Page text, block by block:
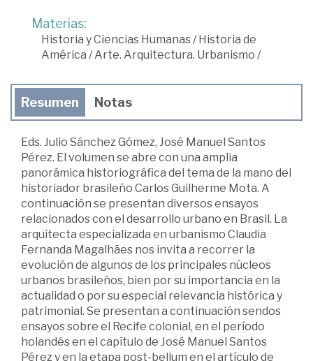
Materias:
Historia y Ciencias Humanas/Historia de
América /Arte. Arquitectura. Urbanismo /
Resumen Notas
Eds. Julio Sánchez Gómez, José Manuel Santos
Pérez. El volumen se abre con una amplia
panorámica historiográfica del tema de la mano del
historiador brasileño Carlos Guilherme Mota. A
continuación se presentan diversos ensayos
relacionados con el desarrollo urbano en Brasil. La
arquitecta especializada en urbanismo Claudia
Fernanda Magalhães nos invita a recorrer la
evolución de algunos de los principales núcleos
urbanos brasileños, bien por su importancia en la
actualidad o por su especial relevancia histórica y
patrimonial. Se presentan a continuación sendos
ensayos sobre el Recife colonial, en el período
holandés en el capítulo de José Manuel Santos
Pérez y en la etapa post-bellum en el artículo de